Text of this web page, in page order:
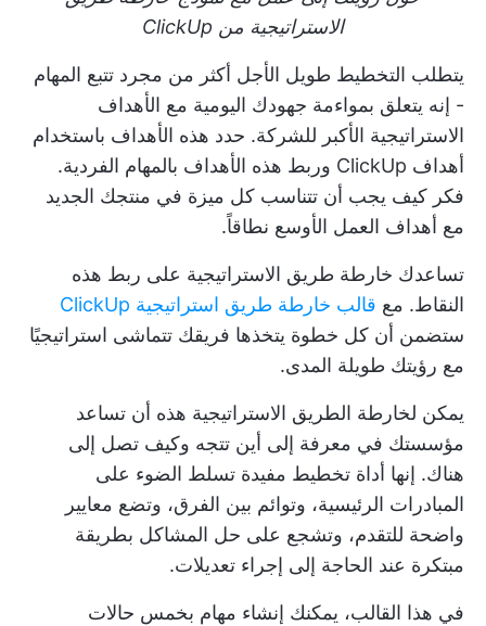
الاستراتيجية من ClickUp
يتطلب التخطيط طويل الأجل أكثر من مجرد تتبع المهام
- إنه يتعلق بمواءمة جهودك اليومية مع الأهداف
الاستراتيجية الأكبر للشركة. حدد هذه الأهداف باستخدام
أهداف ClickUp
وربط هذه الأهداف بالمهام الفردية.
فكر كيف يجب أن تتناسب كل ميزة في منتجك الجديد
مع أهداف العمل الأوسع نطاقاً.
تساعدك خارطة طريق الاستراتيجية على ربط هذه
النقاط. مع قالب خارطة طريق استراتيجية ClickUp
ستضمن أن كل خطوة يتخذها فريقك تتماشى استراتيجيًا
مع رؤيتك طويلة المدى.
يمكن لخارطة الطريق الاستراتيجية هذه أن تساعد
مؤسستك في معرفة إلى أين تتجه وكيف تصل إلى
هناك. إنها أداة تخطيط مفيدة تسلط الضوء على
المبادرات الرئيسية، وتوائم بين الفرق، وتضع معايير
واضحة للتقدم، وتشجع على حل المشاكل بطريقة
مبتكرة عند الحاجة إلى إجراء تعديلات.
في هذا القالب، يمكنك إنشاء مهام بخمس حالات